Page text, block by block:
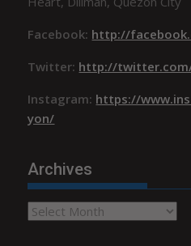
Facebook: http://
Twitter: http://
Instagram: https://
yon/
Archives
Archives